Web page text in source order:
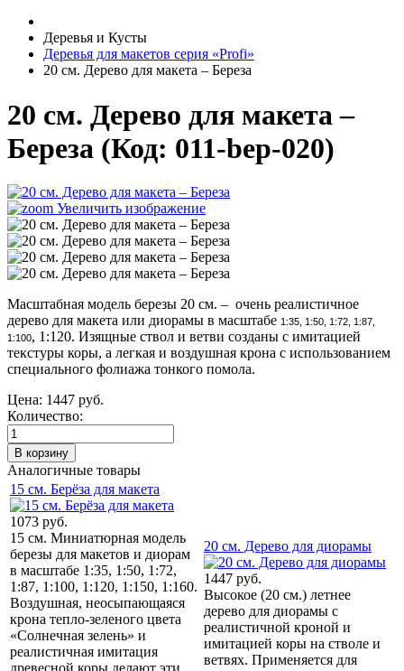
Деревья и Кусты
Деревья для макетов серия «Profi»
20 см. Дерево для макета – Береза
20 см. Дерево для макета –
Береза (Код: 011-bep-020)
Увеличить изображение
Масштабная модель березы 20 см. – очень реалистичное
дерево для макета или диорамы в масштабе 1:35, 1:50, 1:72, 1:87,
1:100, 1:120. Изящные ствол и ветви созданы с имитацией
текстуры коры, а легкая и воздушная крона с использованием
специального фолиажа тонкого помола.
Цена: 1447 руб.
Количество:
Аналогичные товары
15 см. Берёза для макета
1073 руб.
15 см. Миниатюрная модель
березы для макетов и диорам
в масштабе 1:35, 1:50, 1:72,
1:87, 1:100, 1:120, 1:150, 1:160.
Воздушная, неосыпающаяся
крона тепло-зеленого цвета
«Солнечная зелень» и
реалистичная имитация
20 см. Дерево для диорамы
1447 руб.
Высокое (20 см.) летнее
дерево для диорамы с
реалистичной кроной и
имитацией коры на стволе и
ветвях. Применяется для